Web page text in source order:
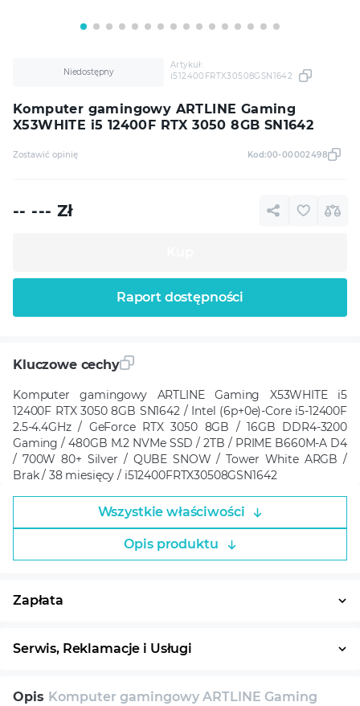
Komputer gamingowy ARTLINE Gaming
X53WHITE i5 12400F RTX 3050 8GB SN1642
Niedostępny
Artykuł:
i512400FRTX30508GSN1642
Zostawić opinię Kod:00-00002498
-- --- Zł
Raport dostępności
Kluczowe cechy
Komputer gamingowy ARTLINE Gaming X53WHITE i5
12400F RTX 3050 8GB SN1642 / Intel (6p+0e)-Core i5-12400F
2.5-4.4GHz / GeForce RTX 3050 8GB / 16GB DDR4-3200
Gaming / 480GB M.2 NVMe SSD / 2TB / PRIME B660M-A D4
/ 700W 80+ Silver / QUBE SNOW / Tower White ARGB /
Brak / 38 miesięcy / i512400FRTX30508GSN1642
Wszystkie właściwości
Opis produktu
Zapłata
Serwis, Reklamacje i Usługi
Opis Komputer gamingowy ARTLINE Gaming